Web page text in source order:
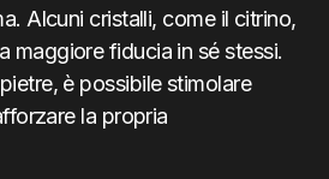
Alcuni cristalli, come il citrino,
maggiore fiducia in sé stessi.
è possibile stimolare
la propria